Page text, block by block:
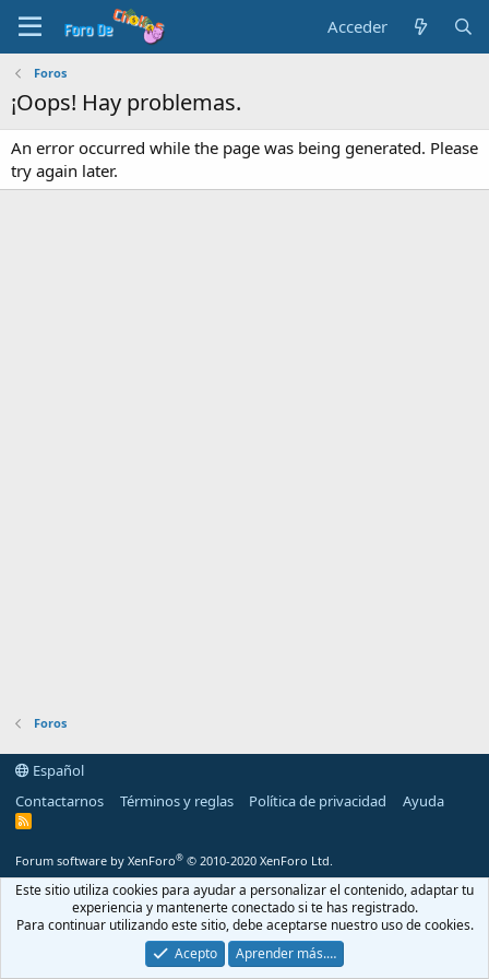
Acceder
Foros
¡Oops! Hay problemas.
An error occurred while the page was being generated. Please
try again later.
Foros
Español
Contactarnos
Términos y reglas Política de privacidad Ayuda
R
Forum software by XenForo® © 2010-2020 XenForo Ltd.
Este sitio utiliza cookies para ayudar a personalizar el contenido, adaptar tu
experiencia y mantenerte conectado si te has registrado.
Para continuar utilizando este sitio, debe aceptarse nuestro uso de cookies.
Acepto
Aprender más.…